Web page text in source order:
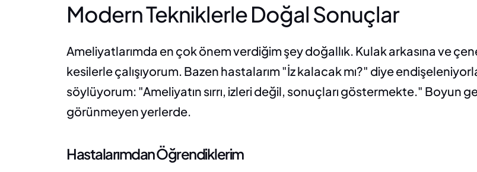
Modern Tekniklerle Doğal Sonuçlar
Ameliyatlarımda en çok önem verdiğim şey doğallık. Kulak arkasına ve
kesilerle çalışıyorum. Bazen hastalarım "İz kalacak mı?" diye
söylüyorum: "Ameliyatın sırrı, izleri değil, sonuçları göstermekte." Boyun
görünmeyen yerlerde.
Hastalarımdan Öğrendiklerim